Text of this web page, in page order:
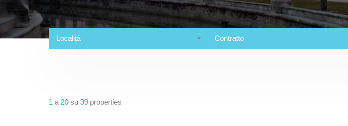
Località Contratto
1 a 20 su 39 properties